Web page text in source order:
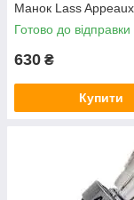
Манок Lass
Готово до відправки
630 ₴
Купити